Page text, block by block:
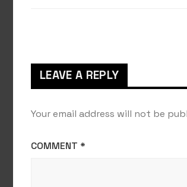
LEAVE A REPLY
Your email address will not be
COMMENT *